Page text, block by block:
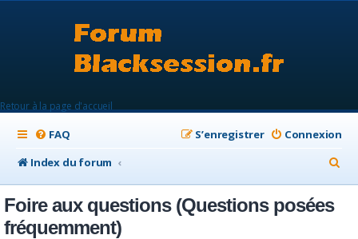
Retour à la page d'accueil
FAQ Connexion
S’enregistrer
Index du forum
e
Foire aux questions (Questions posées
fréquemment)